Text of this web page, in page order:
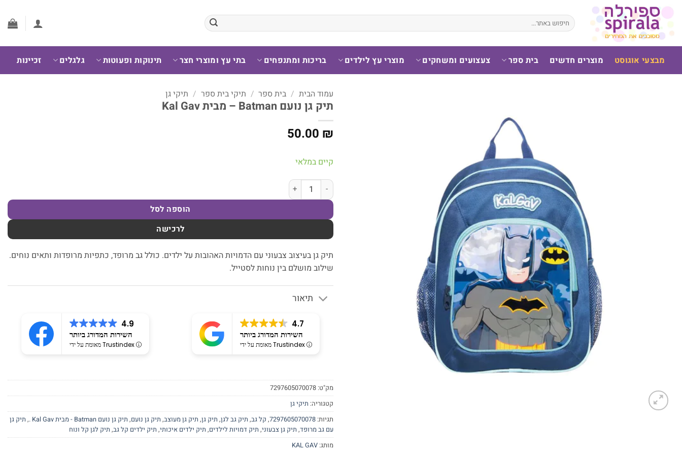
דלג
לתוכן
חיפוש
עבור:
מבצעי אוגוסט מוצרים חדשים בית ספר צעצועים ומשחקים מוצרי עץ לילדים בריכות ומתנפחים בתי עץ ומוצרי חצר תינוקות ופעוטות גלגלים זכיינות
עמוד הבית / בית ספר / תיקי בית ספר / תיקי גן
תיק גן נועם Batman – מבית Kal Gav
50.00 ₪
קיים במלאי
כמות של תיק גן נועם Batman - מבית Kal Gav
הוספה לסל
לרכישה
תיק גן בעיצוב צבעוני עם הדמויות האהובות על ילדים. כולל גב מרופד, כתפיות מרופדות ותאים נוחים.
שילוב מושלם בין נוחות לסטייל.
תיאור
4.7
השירות המדורג ביותר
מאומת על ידי Trustindex
4.9
השירות המדורג ביותר
מאומת על ידי Trustindex
מק"ט: 7297605070078
קטגוריה: תיקי גן
תגיות: 7297605070078
, קל גב, תיק גב לגן, תיק גן, תיק גן מעוצב, תיק גן נועם, תיק גן נועם Batman - מבית Kal Gav . , תיק גן
עם גב מרופד, תיק גן צבעוני, תיק דמויות לילדים, תיק ילדים איכותי, תיק ילדים קל גב, תיק לגן קל ונוח
מותג: KAL GAV